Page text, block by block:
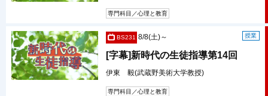
専門科目／心理と教育
BS231 授業
8/8(土)～
[字幕]新時代の生徒指導第14回
伊東 毅(武蔵野美術大学教授)
専門科目／心理と教育